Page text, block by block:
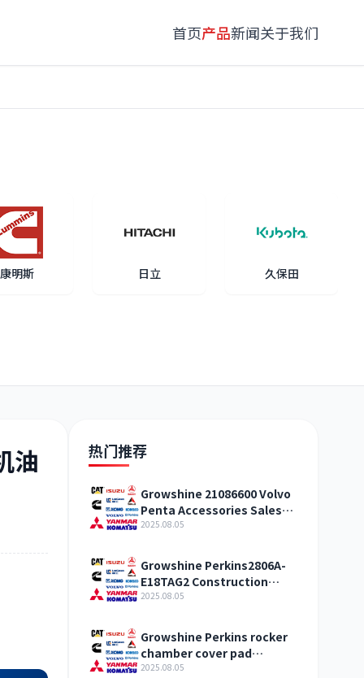
首页产品新闻关于我们
康明斯 日立 久保田
卡尔玛 杰西博
山猫 上柴
油
热门推荐
Growshine 21086600 Volvo
Penta Accessories Sales
Center
2025.08.05
Growshine Perkins2806A-
E18TAG2 Construction
Machinery Internal
Accessories
2025.08.05
Growshine Perkins rocker
chamber cover pad
T427303 construction
2025.08.05